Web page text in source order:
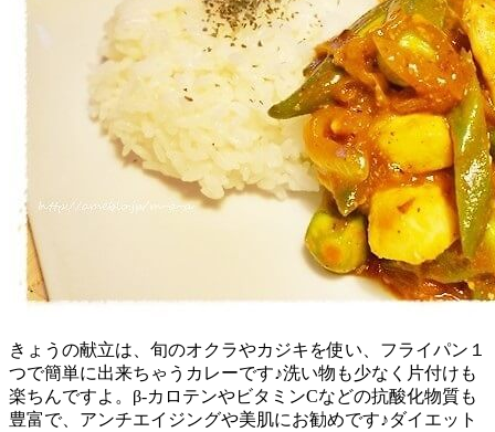
きょうの献立は、旬のオクラやカジキを使い、フライパン１
つで簡単に出来ちゃうカレーです♪洗い物も少なく片付けも
楽ちんですよ。β‐カロテンやビタミンCなどの抗酸化物質も
豊富で、アンチエイジングや美肌にお勧めです♪ダイエット